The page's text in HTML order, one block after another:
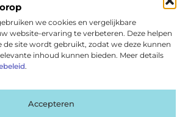
we cookies en vergelijkbare
website-ervaring te verbeteren. Deze helpen
de site wordt gebruikt, zodat we deze kunnen
inhoud kunnen bieden. Meer details
.
Accepteren